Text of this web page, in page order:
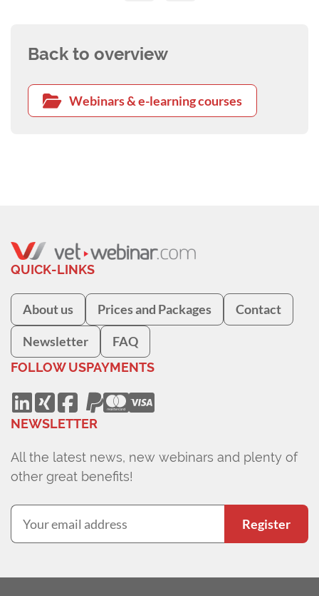
Back to overview
Webinars & e-learning courses
QUICK-LINKS
About us Prices and Packages Contact
Newsletter FAQ
FOLLOW USPAYMENTS
NEWSLETTER
All the latest news, new webinars and plenty of
other great benefits!
Register